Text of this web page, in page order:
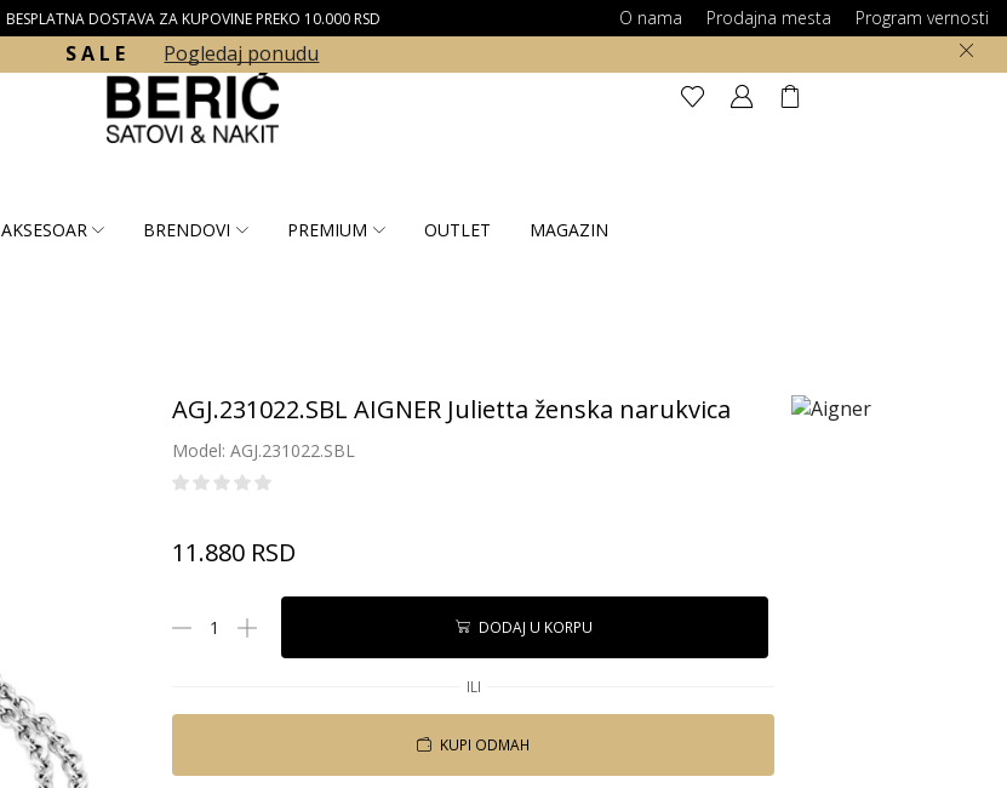
BESPLATNA DOSTAVA ZA KUPOVINE PREKO 10.000 RSD 100% SIGURNA ONLINE KUPOVINA
O nama Prodajna mesta Program vernosti
S A L E Pogledaj ponudu
AKSESOAR BRENDOVI PREMIUM OUTLET MAGAZIN
AGJ.231022.SBL AIGNER Julietta ženska narukvica
Model: AGJ.231022.SBL
11.880 RSD
DODAJ U KORPU
ILI
KUPI ODMAH